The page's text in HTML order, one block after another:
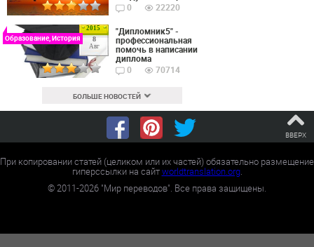
0
22220
2015
8
Авг
Образование, История
"Дипломник5" -
профессиональная
помочь в написании
диплома
0
70714
БОЛЬШЕ НОВОСТЕЙ
ВВЕРХ
При копировании статей (целиком или их частей) обязательно размещение
гиперссылки на сайтworldtranslation.org.
©2011-2026 "Мир переводов". Все права защищены.